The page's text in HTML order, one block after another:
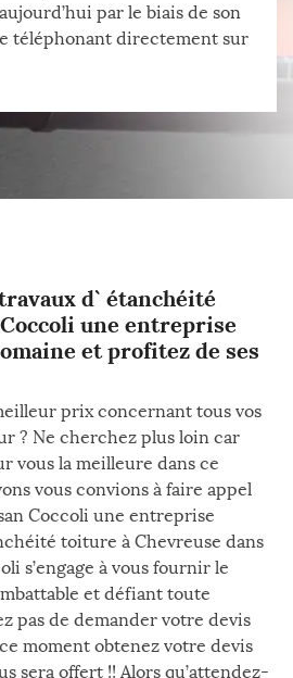
par le biais de son
téléphonant directement sur
d` étanchéité
une entreprise
et profitez de ses
prix concernant tous vos
? Ne cherchez plus loin car
vous la meilleure dans ce
vous convions à faire appel
Coccoli une entreprise
toiture à Chevreuse dans
s’engage à vous fournir le
et défiant toute
pas de demander votre devis
moment obtenez votre devis
sera offert !! Alors qu’attendez-